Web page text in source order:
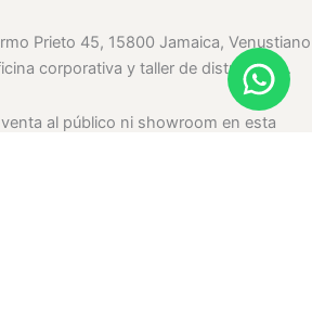
Prieto 45, 15800 Jamaica, Venustiano
corporativa y taller de distribución.
al público ni showroom en esta